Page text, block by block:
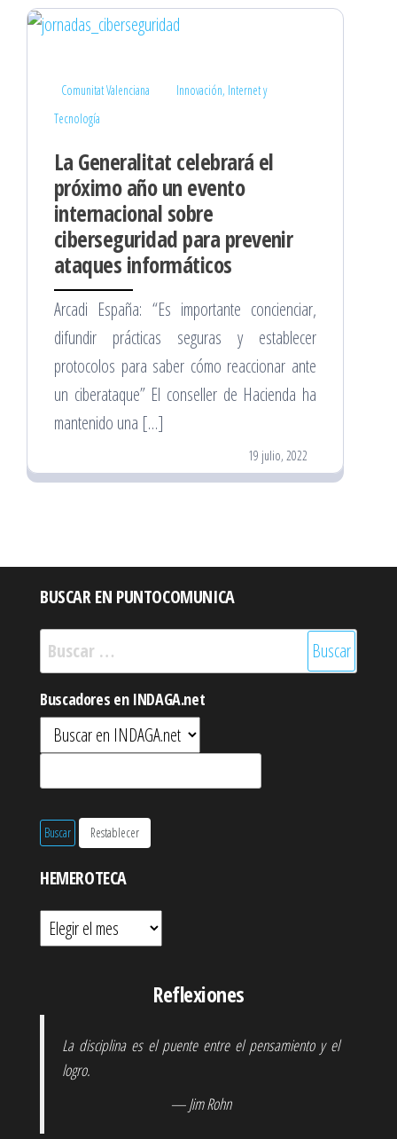
Comunitat Valenciana
Innovación, Internet y
Tecnología
La Generalitat celebrará el
próximo año un evento
internacional sobre
ciberseguridad para prevenir
ataques informáticos
Arcadi España: “Es importante concienciar,
difundir prácticas seguras y establecer
protocolos para saber cómo reaccionar ante
un ciberataque” El conseller de Hacienda ha
mantenido una […]
19 julio, 2022
BUSCAR EN PUNTOCOMUNICA
Buscar:
Buscadores en INDAGA.net
HEMEROTECA
Hemeroteca
Reflexiones
La disciplina es el puente entre el pensamiento y el
logro.
— Jim Rohn